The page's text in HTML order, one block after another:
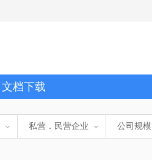
文档下载
私营．民营企业 公司规模